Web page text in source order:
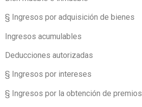
§ Ingresos por adquisición de bienes
Ingresos acumulables
Deducciones autorizadas
§ Ingresos por intereses
§ Ingresos por la obtención de premios